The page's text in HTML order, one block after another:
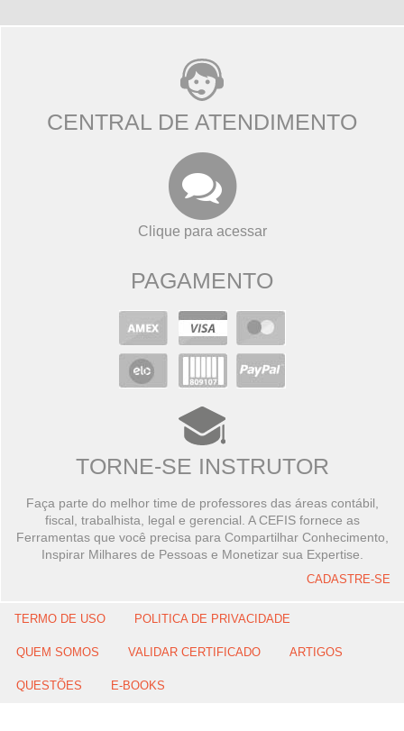
CENTRAL DE ATENDIMENTO
Clique para acessar
PAGAMENTO
TORNE-SE INSTRUTOR
Faça parte do melhor time de professores das áreas contábil,
fiscal, trabalhista, legal e gerencial. A CEFIS fornece as
Ferramentas que você precisa para Compartilhar Conhecimento,
Inspirar Milhares de Pessoas e Monetizar sua Expertise.
CADASTRE-SE
TERMO DE USO POLITICA DE PRIVACIDADE
QUEM SOMOS VALIDAR CERTIFICADO ARTIGOS
QUESTÕES E-BOOKS